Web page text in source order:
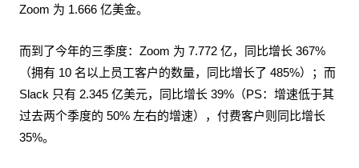
Zoom 为 1.666 亿美金。
而到了今年的三季度：Zoom 为 7.772 亿，同比增长 367%
（拥有 10 名以上员工客户的数量，同比增长了 485%）；而
Slack 只有 2.345 亿美元，同比增长 39%（PS：增速低于其
过去两个季度的 50% 左右的增速），付费客户则同比增长
35%。